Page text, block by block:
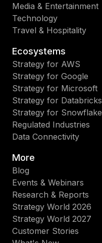
Media & Entertainment
Technology
Travel & Hospitality
Ecosystems
Strategy for AWS
Strategy for Google
Strategy for Microsoft
Strategy for Databricks
Strategy for Snowflake
Regulated Industries
Data Connectivity
More
Blog
Events & Webinars
Research & Reports
Strategy World 2026
Strategy World 2027
Customer Stories